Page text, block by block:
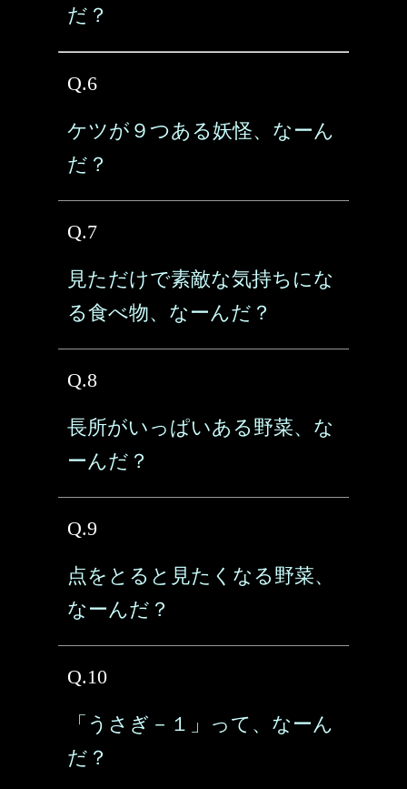
だ？
Q.6
ケツが９つある妖怪、なーん
だ？
Q.7
見ただけで素敵な気持ちにな
る食べ物、なーんだ？
Q.8
長所がいっぱいある野菜、な
ーんだ？
Q.9
点をとると見たくなる野菜、
なーんだ？
Q.10
「うさぎ－１」って、なーん
だ？